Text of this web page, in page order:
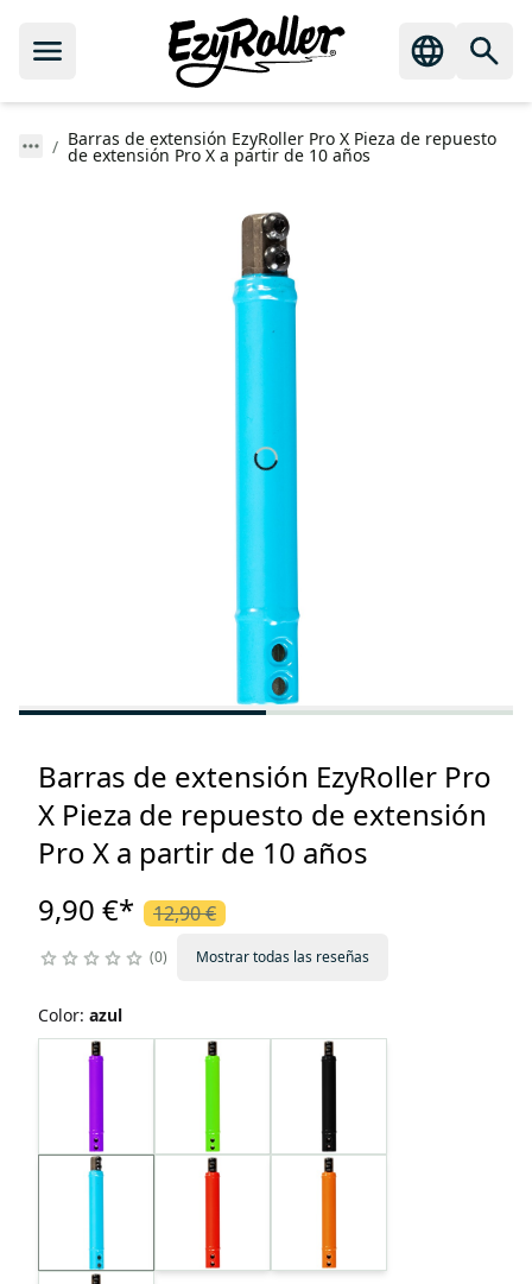
Barras de extensión EzyRoller Pro X Pieza de repuesto
de extensión Pro X a partir de 10 años
Barras de extensión EzyRoller Pro
X Pieza de repuesto de extensión
Pro X a partir de 10 años
9,90 €* 12,90 €
0 Mostrar todas las reseñas
Color: azul